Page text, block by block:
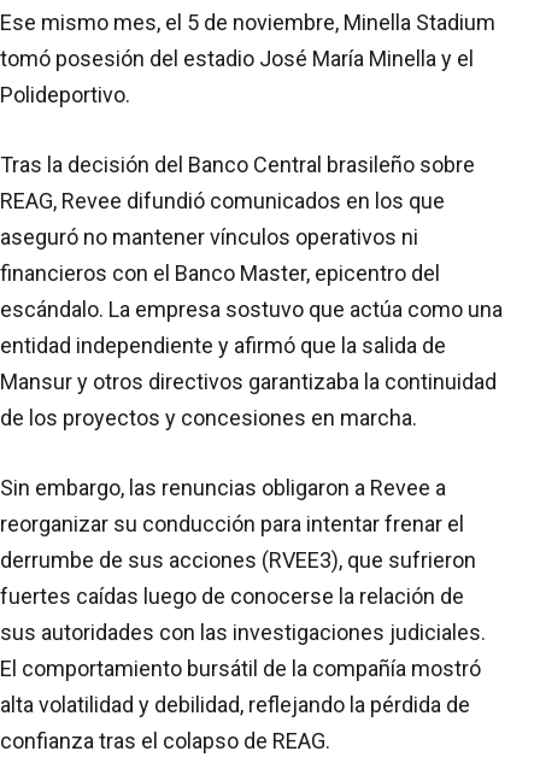
Ese mismo mes, el 5 de noviembre, Minella Stadium
tomó posesión del estadio José María Minella y el
Polideportivo.
Tras la decisión del Banco Central brasileño sobre
REAG, Revee difundió comunicados en los que
aseguró no mantener vínculos operativos ni
financieros con el Banco Master, epicentro del
escándalo. La empresa sostuvo que actúa como una
entidad independiente y afirmó que la salida de
Mansur y otros directivos garantizaba la continuidad
de los proyectos y concesiones en marcha.
Sin embargo, las renuncias obligaron a Revee a
reorganizar su conducción para intentar frenar el
derrumbe de sus acciones (RVEE3), que sufrieron
fuertes caídas luego de conocerse la relación de
sus autoridades con las investigaciones judiciales.
El comportamiento bursátil de la compañía mostró
alta volatilidad y debilidad, reflejando la pérdida de
confianza tras el colapso de REAG.